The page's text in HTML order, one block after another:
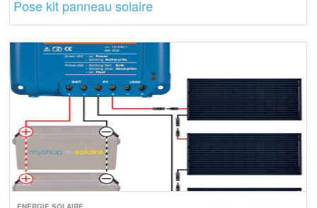
Pose kit panneau solaire